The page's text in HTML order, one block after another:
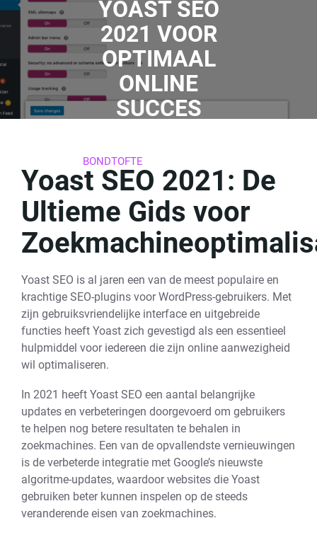
YOAST SEO
2021 VOOR
OPTIMAAL
ONLINE
SUCCES
BONDTOFTE
24 TAGS
Yoast SEO 2021: De
Ultieme Gids voor
Yoast SEO is al jaren een van de meest populaire en
krachtige SEO-plugins voor WordPress-gebruikers. Met
zijn gebruiksvriendelijke interface en uitgebreide
functies heeft Yoast zich gevestigd als een essentieel
hulpmiddel voor iedereen die zijn online aanwezigheid
wil optimaliseren.
In 2021 heeft Yoast SEO een aantal belangrijke
updates en verbeteringen doorgevoerd om gebruikers
te helpen nog betere resultaten te behalen in
zoekmachines. Een van de opvallendste vernieuwingen
is de verbeterde integratie met Google’s nieuwste
algoritme-updates, waardoor websites die Yoast
gebruiken beter kunnen inspelen op de steeds
veranderende eisen van zoekmachines.